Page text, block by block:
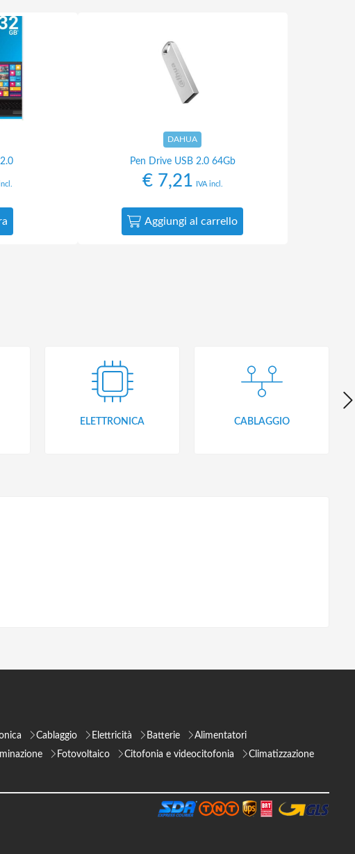
DAHUA
Pen Drive USB 2.0 64Gb
€7,21 IVA incl.
Aggiungi al carrello
ELETTRONICA CABLAGGIO
Cablaggio Elettricità Batterie
Alimentatori
Fotovoltaico Citofonia e videocitofonia
Climatizzazione